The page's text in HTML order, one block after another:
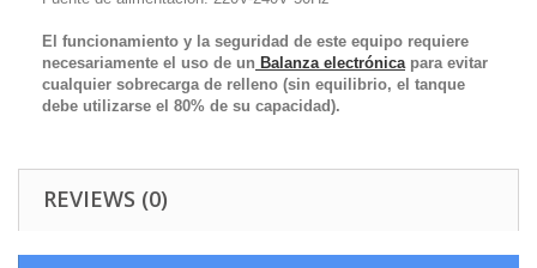
El funcionamiento y la seguridad de este equipo requiere
necesariamente el uso de un Balanza electrónicapara evitar
cualquier sobrecarga de relleno (sin equilibrio, el tanque
debe utilizarse el 80% de su capacidad).
REVIEWS (0)